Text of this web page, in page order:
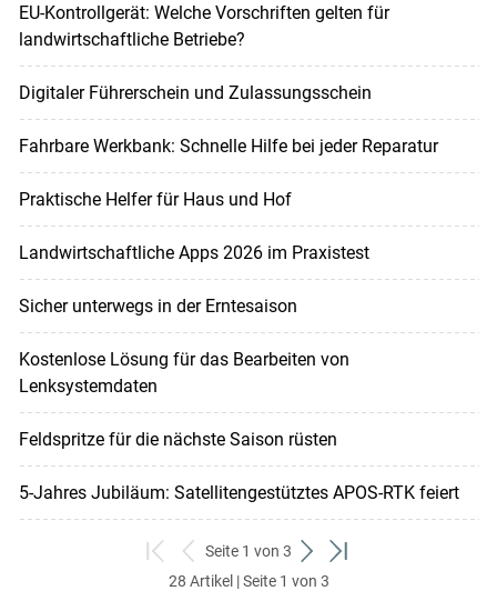
EU-Kontrollgerät: Welche Vorschriften gelten für
landwirtschaftliche Betriebe?
Digitaler Führerschein und Zulassungsschein
Fahrbare Werkbank: Schnelle Hilfe bei jeder Reparatur
Praktische Helfer für Haus und Hof
Landwirtschaftliche Apps 2026 im Praxistest
Sicher unterwegs in der Erntesaison
Kostenlose Lösung für das Bearbeiten von
Lenksystemdaten
Feldspritze für die nächste Saison rüsten
5-Jahres Jubiläum: Satellitengestütztes APOS-RTK feiert
zum
ersten
zurück
zum
Seite 1 von 3
weiter
zum
zum
28 Artikel | Seite 1 von 3